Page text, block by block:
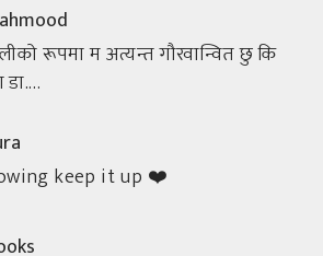
रूपमा म अत्यन्त गौरवान्वित छु कि
keep it up ❤️